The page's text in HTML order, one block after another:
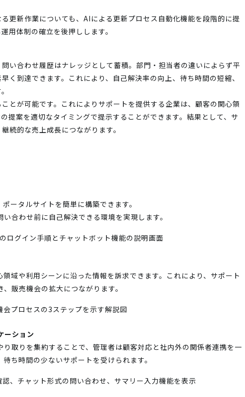
更新作業についても、AIによる更新プロセス自動化機能を段階的に提
用体制の確立を後押しします。
い合わせ履歴はナレッジとして蓄積。部門・担当者の違いによらず平
く到達できます。これにより、自己解決率の向上、待ち時間の短縮、
とが可能です。これによりサポートを提供する企業は、顧客の関心領
提案を適切なタイミングで提示することができます。結果として、サ
続的な売上成長につながります。
ータルサイトを簡単に構築できます。
合わせ前に自己解決できる環境を実現します。
域や利用シーンに沿った情報を訴求できます。これにより、サポート
販売機会の拡大につながります。
ーション
取りを集約することで、管理者は顧客対応と社内外の関係者連携を一
ち時間の少ないサポートを受けられます。